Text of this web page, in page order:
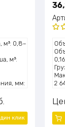
м³: 0,8–
м³:
мм:
(55
клик
0,16
2
830